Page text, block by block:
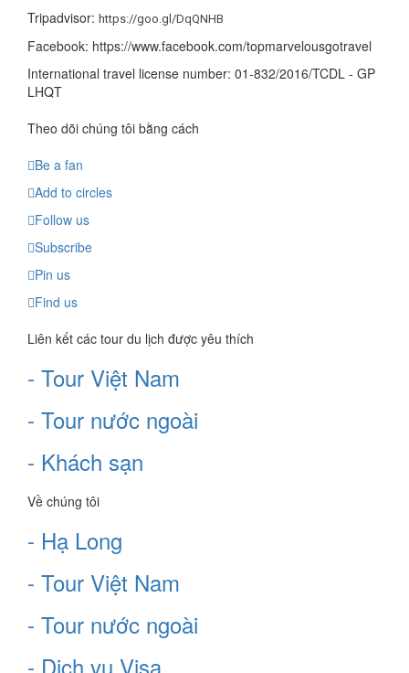
Tripadvisor: https://goo.gl/DqQNHB
Facebook: https://www.facebook.com/topmarvelousgotravel
International travel license number: 01-832/2016/TCDL - GP
LHQT
Theo dõi chúng tôi bằng cách
Be a fan
Add to circles
Follow us
Subscribe
Pin us
Find us
Liên kết các tour du lịch được yêu thích
- Tour Việt Nam
- Tour nước ngoài
- Khách sạn
Về chúng tôi
- Hạ Long
- Tour Việt Nam
- Tour nước ngoài
- Dịch vụ Visa